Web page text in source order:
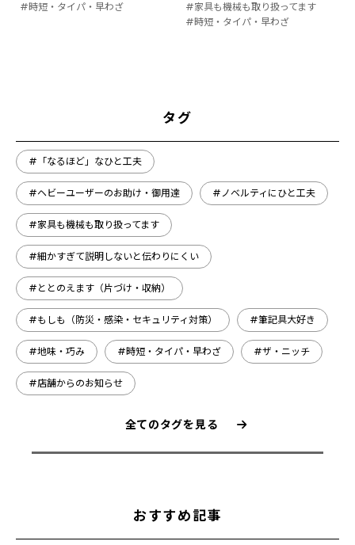
#時短・タイパ・早わざ
#家具も機械も取り扱ってます
#時短・タイパ・早わざ
タグ
#「なるほど」なひと工夫
#ヘビーユーザーのお助け・御用達 #ノベルティにひと工夫
#家具も機械も取り扱ってます
#細かすぎて説明しないと伝わりにくい
#ととのえます（片づけ・収納）
#もしも（防災・感染・セキュリティ対策） #筆記具大好き
#地味・巧み #時短・タイパ・早わざ #ザ・ニッチ
#店舗からのお知らせ
全てのタグを見る
おすすめ記事